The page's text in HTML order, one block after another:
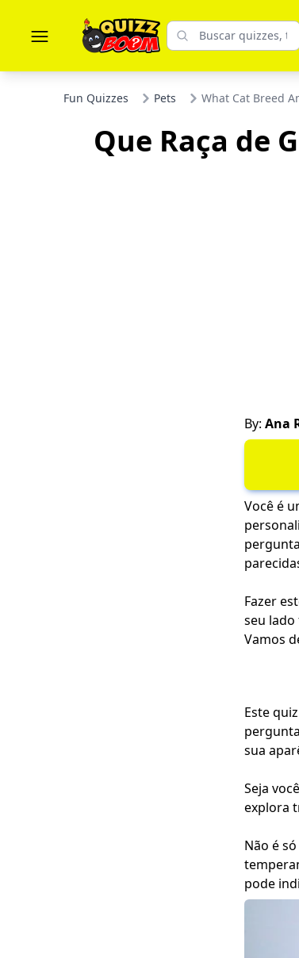
Fun Quizzes Pets What Cat Breed
Que Raça de
By: Ana
Você é
Fazer
seu lado
Vamos
Este
sua
Seja
explora
Não é
pode